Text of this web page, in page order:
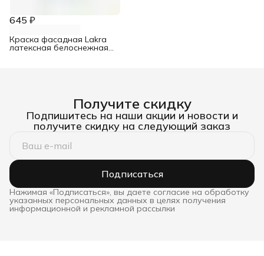
645 ₽
Краска фасадная Lakra
латексная белоснежная
Получите скидку
Подпишитесь на наши акции и новости и
получите скидку на следующий заказ
Подписаться
Нажимая «Подписаться», вы даете согласие на обработку
указанных персональных данных в целях получения
информационной и рекламной рассылки